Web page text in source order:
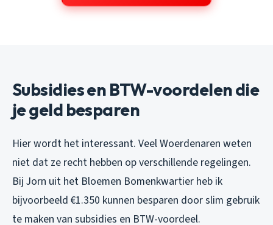
Subsidies en BTW-voordelen die
je geld besparen
Hier wordt het interessant. Veel Woerdenaren weten
niet dat ze recht hebben op verschillende regelingen.
Bij Jorn uit het Bloemen Bomenkwartier heb ik
bijvoorbeeld €1.350 kunnen besparen door slim gebruik
te maken van subsidies en BTW-voordeel.